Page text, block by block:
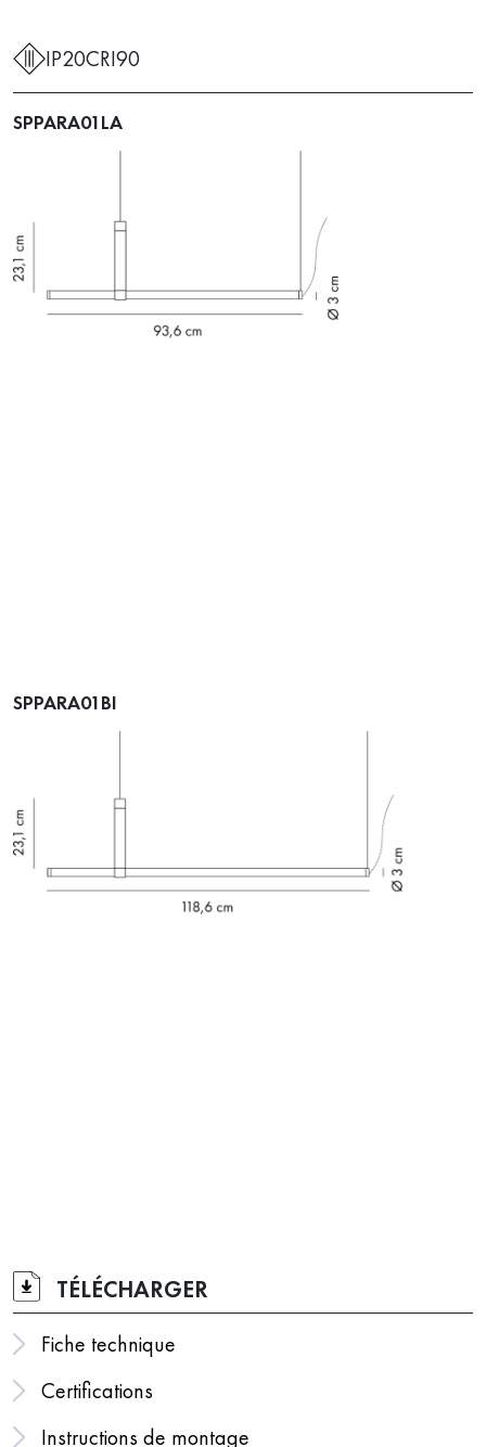
IP20CRI90
SPPARA01LA
SPPARA01BI
TÉLÉCHARGER
Fiche technique
Certifications
Instructions de montage